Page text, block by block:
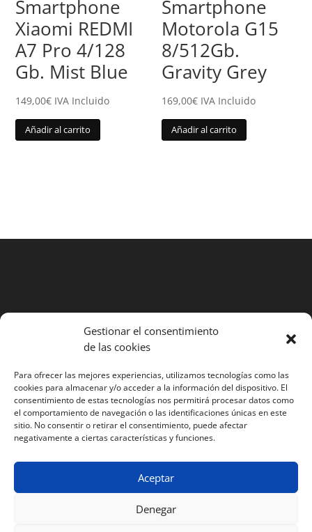
Gestionar el consentimiento
de las cookies
Para ofrecer las mejores experiencias, utilizamos tecnologías como las
cookies para almacenar y/o acceder a la información del dispositivo. El
consentimiento de estas tecnologías nos permitirá procesar datos como
el comportamiento de navegación o las identificaciones únicas en este
sitio. No consentir o retirar el consentimiento, puede afectar
negativamente a ciertas características y funciones.
Aceptar
Denegar
Smartphone
Xiaomi REDMI
A7 Pro 4/128
Gb. Mist Blue
149,00€ IVA Incluido
Añadir al carrito
Smartphone
Motorola G15
8/512Gb.
Gravity Grey
169,00€ IVA Incluido
Añadir al carrito
productos
Condiciones generales de contratación
Aviso legal y condiciones de uso
Politica de privacidad
Política de cookies (UE)